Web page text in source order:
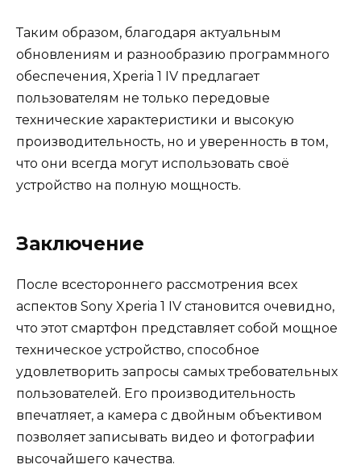
Таким образом, благодаря актуальным
обновлениям и разнообразию программного
обеспечения, Xperia 1 IV предлагает
пользователям не только передовые
технические характеристики и высокую
производительность, но и уверенность в том,
что они всегда могут использовать своё
устройство на полную мощность.
Заключение
После всестороннего рассмотрения всех
аспектов Sony Xperia 1 IV становится очевидно,
что этот смартфон представляет собой мощное
техническое устройство, способное
удовлетворить запросы самых требовательных
пользователей. Его производительность
впечатляет, а камера с двойным объективом
позволяет записывать видео и фотографии
высочайшего качества.